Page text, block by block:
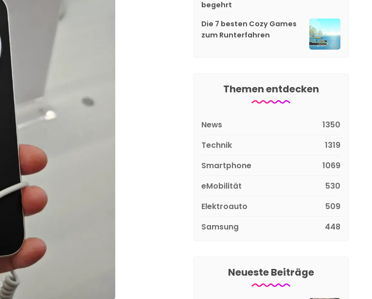
begehrt
Die 7 besten Cozy Games
zum Runterfahren
Themen entdecken
News
1350
Technik
1319
Smartphone
1069
eMobilität
530
Elektroauto
509
Samsung
448
Neueste Beiträge